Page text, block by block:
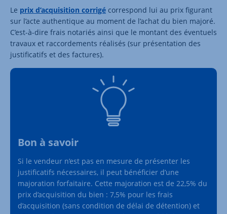
Le prix d’acquisition corrigé correspond lui au prix figurant
sur l’acte authentique au moment de l’achat du bien majoré.
C’est-à-dire frais notariés ainsi que le montant des éventuels
travaux et raccordements réalisés (sur présentation des
justificatifs et des factures).
Bon à savoir
Si le vendeur n’est pas en mesure de présenter les
justificatifs nécessaires, il peut bénéficier d’une
majoration forfaitaire. Cette majoration est de 22,5% du
prix d’acquisition du bien : 7,5% pour les frais
d’acquisition (sans condition de délai de détention) et